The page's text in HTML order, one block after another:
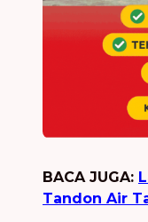
BACA JUGA:
Tandon Air